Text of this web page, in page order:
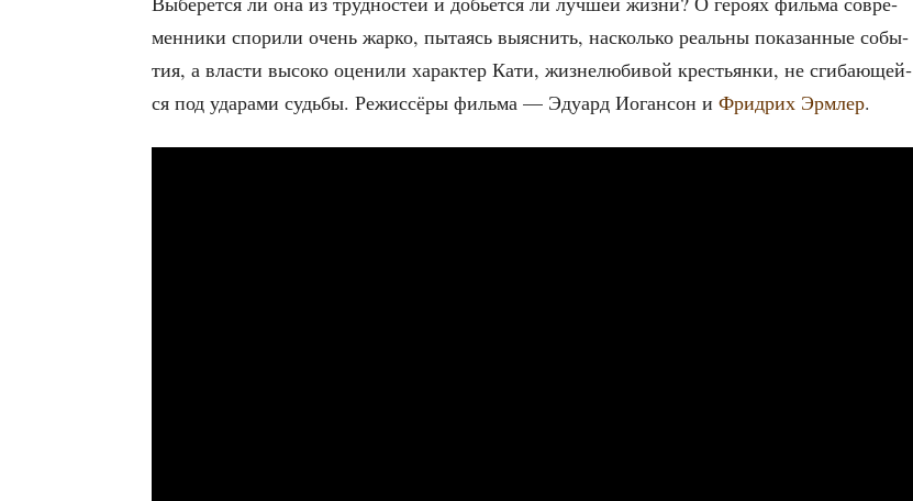
мен­ни­ки спо­ри­ли очень жар­ко, пыта­ясь выяс­нить, насколь­ко реаль­ны пока­зан­ные собы­
тия, а вла­сти высо­ко оце­ни­ли харак­тер Кати, жиз­не­лю­би­вой кре­стьян­ки, не сги­ба­ю­щей­
ся под уда­ра­ми судь­бы. Режис­сё­ры филь­ма — Эду­ард Иоган­сон и Фри­дрих Эрм­лер.